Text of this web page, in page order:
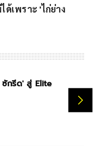
เพราะ 'ไก่ย่าง
ด' สู่ Elite